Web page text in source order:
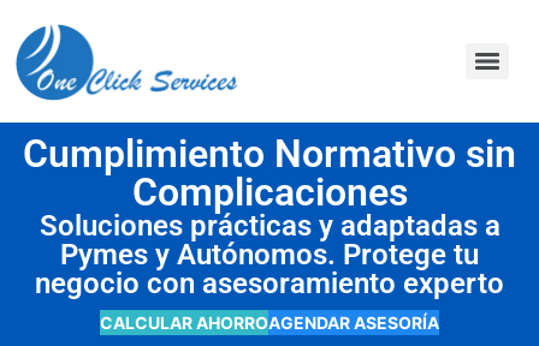
Cumplimiento Normativo sin
Complicaciones
Soluciones prácticas y adaptadas a
Pymes y Autónomos. Protege tu
negocio con asesoramiento experto
CALCULAR AHORROAGENDAR ASESORÍA